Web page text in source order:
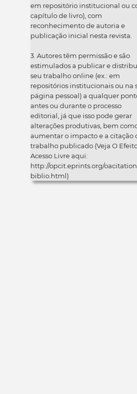
em repositório institucional ou
capítulo de livro), com
reconhecimento de autoria e
publicação inicial nesta revista.
3. Autores têm permissão e são
estimulados a publicar e
seu trabalho online (ex.: em
repositórios institucionais ou na
página pessoal) a qualquer
antes ou durante o processo
editorial, já que isso pode gerar
alterações produtivas, bem
aumentar o impacto e a citação
trabalho publicado (Veja O
Acesso Livre aqui:
http://opcit.eprints.org/
biblio.html)